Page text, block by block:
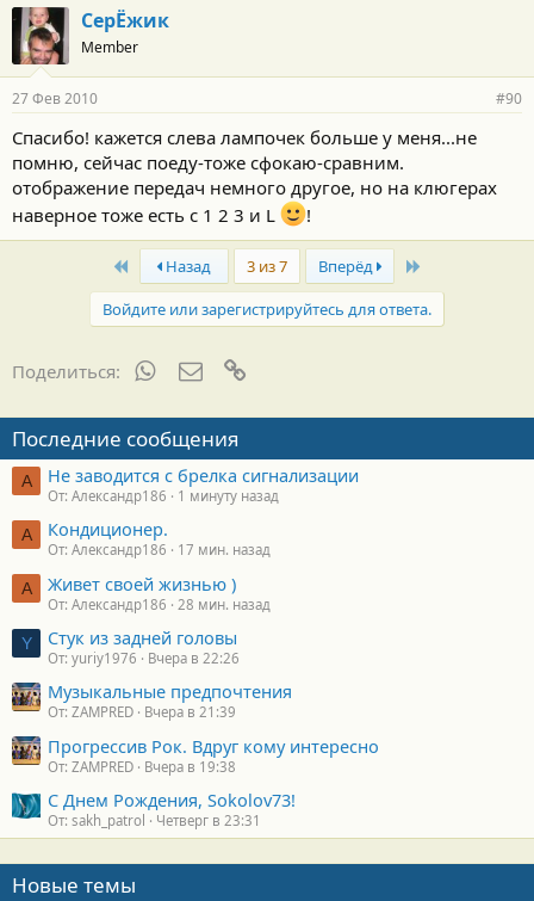
СерЁжик
Member
27 Фев 2010 #90
Спасибо! кажется слева лампочек больше у меня...не
помню, сейчас поеду-тоже сфокаю-сравним.
отображение передач немного другое, но на клюгерах
наверное тоже есть с 1 2 3 и L
!
First Назад 3 из 7 Вперёд
Войдите или зарегистрируйтесь для ответа.
Поделиться: WhatsAppЭлектронная почта
Последние сообщения
А Не заводится с брелка сигнализации
От: Александр186 1 минуту назад
А Кондиционер.
От: Александр186 17 мин. назад
А Живет своей жизнью )
От: Александр186 28 мин. назад
Y Стук из задней головы
От: yuriy1976 Вчера в 22:26
Музыкальные предпочтения
От: ZAMPRED Вчера в 21:39
Прогрессив Рок. Вдруг кому интересно
От: ZAMPRED Вчера в 19:38
С Днем Рождения, Sokolov73!
От: sakh_patrol Четверг в 23:31
Новые темы